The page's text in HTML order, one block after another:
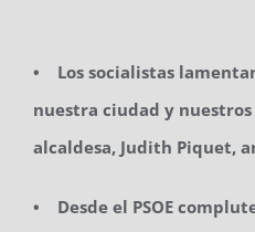
• Los socialistas
nuestra ciudad y
alcaldesa, Judith Piquet,
• Desde el PSOE